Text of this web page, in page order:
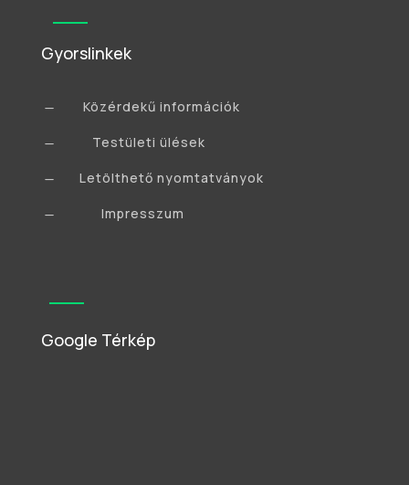
Gyorslinkek
K Közérdekű információk
K Testületi ülések
K Letölthető nyomtatványok
K Impresszum
Google Térkép